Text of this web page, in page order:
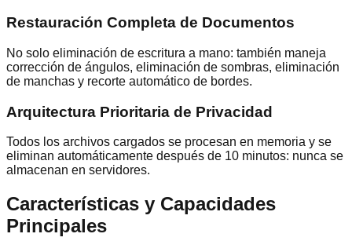
Restauración Completa de Documentos
No solo eliminación de escritura a mano: también maneja
corrección de ángulos, eliminación de sombras, eliminación
de manchas y recorte automático de bordes.
Arquitectura Prioritaria de Privacidad
Todos los archivos cargados se procesan en memoria y se
eliminan automáticamente después de 10 minutos: nunca se
almacenan en servidores.
Características y Capacidades
Principales